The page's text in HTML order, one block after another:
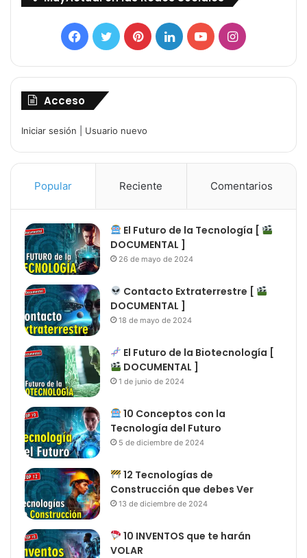
Facebook
TwitterPinterestLinkedInYouTubeInstagram
Acceso
Iniciar sesión Usuario nuevo
Popular Reciente Comentarios
El Futuro de la Tecnología [
DOCUMENTAL ]
26 de mayo de 2024
Contacto Extraterrestre [
DOCUMENTAL ]
18 de mayo de 2024
El Futuro de la Biotecnología [
DOCUMENTAL ]
1 de junio de 2024
10 Conceptos con la
Tecnología del Futuro
5 de diciembre de 2024
12 Tecnologías de
Construcción que debes Ver
13 de diciembre de 2024
10 INVENTOS que te harán
VOLAR